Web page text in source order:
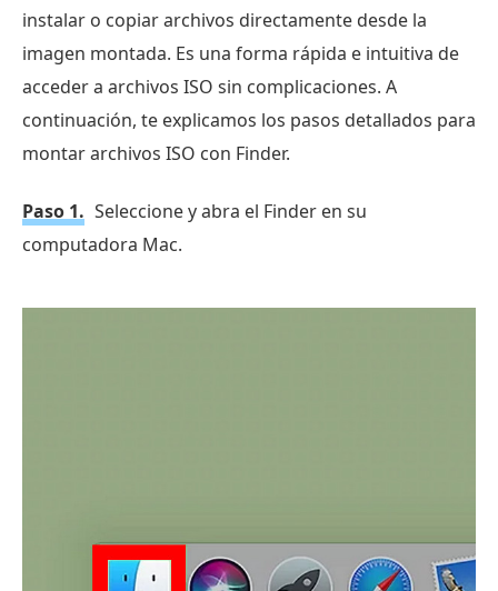
instalar o copiar archivos directamente desde la
imagen montada. Es una forma rápida e intuitiva de
acceder a archivos ISO sin complicaciones. A
continuación, te explicamos los pasos detallados para
montar archivos ISO con Finder.
Paso 1. Seleccione y abra el Finder en su
computadora Mac.